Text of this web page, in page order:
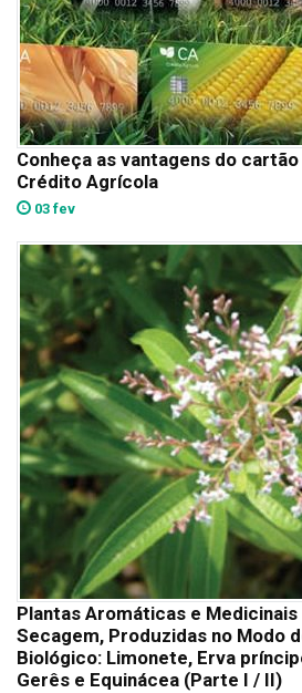
Conheça as vantagens do
Crédito Agrícola
03 fev
Plantas Aromáticas e
Secagem, Produzidas no Modo
Biológico: Limonete, Erva
Gerês e Equinácea (Parte I / II)